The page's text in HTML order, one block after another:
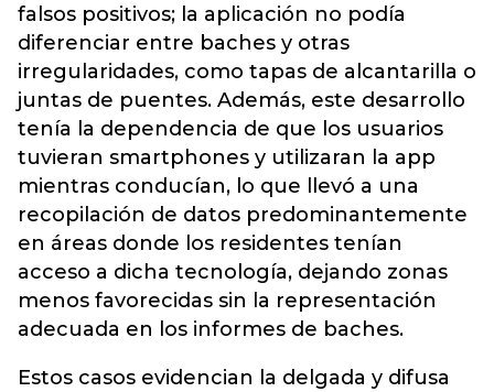
falsos positivos; la aplicación no podía
diferenciar entre baches y otras
irregularidades, como tapas de alcantarilla o
juntas de puentes. Además, este desarrollo
tenía la dependencia de que los usuarios
tuvieran smartphones y utilizaran la app
mientras conducían, lo que llevó a una
recopilación de datos predominantemente
en áreas donde los residentes tenían
acceso a dicha tecnología, dejando zonas
menos favorecidas sin la representación
adecuada en los informes de baches.
Estos casos evidencian la delgada y difusa